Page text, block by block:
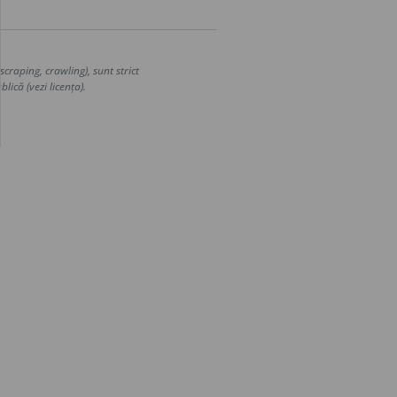
crawling), sunt strict
(vezi licența).